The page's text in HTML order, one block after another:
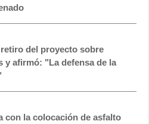
del proyecto sobre
y afirmó: "La defensa de la
con la colocación de asfalto